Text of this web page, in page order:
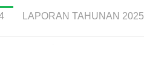
LAPORAN TAHUNAN 2025